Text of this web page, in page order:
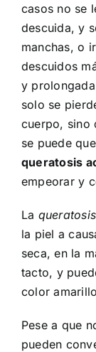
casos no se
descuida, y
manchas, o
descuidos
y
solo se
cuerpo, sino
se puede
queratosis
empeorar y
La
la piel a
seca, en la
tacto, y
color
Pese a que
pueden